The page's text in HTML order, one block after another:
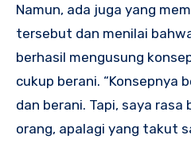
Namun, ada juga yang
tersebut dan menilai
berhasil mengusung
cukup berani. “Konsepnya
dan berani. Tapi, saya
orang, apalagi yang takut